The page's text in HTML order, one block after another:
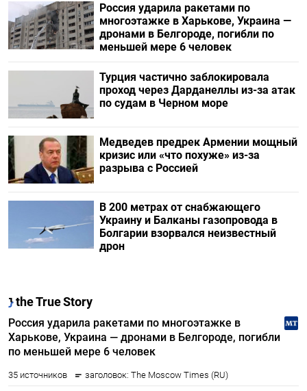
Россия ударила ракетами по
многоэтажке в Харькове, Украина —
дронами в Белгороде, погибли по
меньшей мере 6 человек
Турция частично заблокировала
проход через Дарданеллы из-за атак
по судам в Черном море
Медведев предрек Армении мощный
кризис или «что похуже» из-за
разрыва с Россией
В 200 метрах от снабжающего
Украину и Балканы газопровода в
Болгарии взорвался неизвестный
дрон